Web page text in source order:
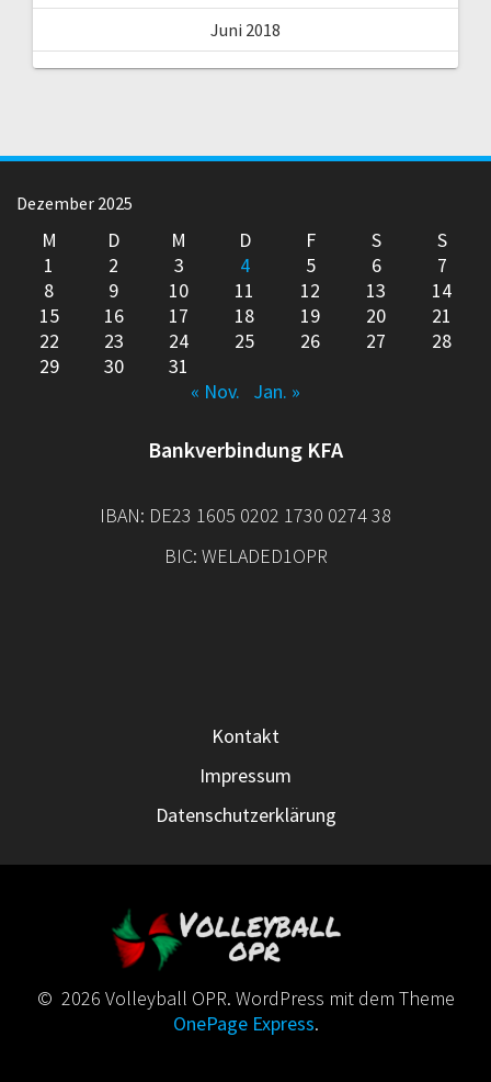
Juni 2018
Dezember 2025
M D M D F S
S
1
2 3 4 5 6
7
8
9 10 11 12 13
14
15
16 17 18 19 20
21
22
23 24 25 26 27
28
29
30
31
« Nov.
Jan. »
Bankverbindung KFA
IBAN: DE23 1605 0202 1730 0274 38
BIC: WELADED1OPR
Kontakt
Impressum
Datenschutzerklärung
© 2026 Volleyball OPR. WordPress mit dem Theme
OnePage Express.